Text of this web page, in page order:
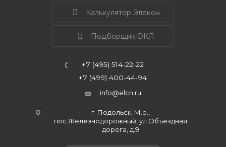
Калькулятор Элекон
Подборщик ОКЛ
+7 (495) 514-22-22
+7 (499) 400-44-94
info@elcn.ru
г. Подольск, М.о.,
пос.Железнодорожный, ул.Объездная
дорога, д.9